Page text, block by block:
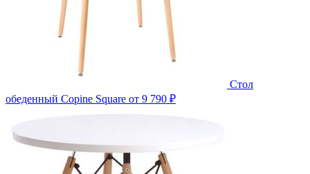
Стол
обеденный Copine Square от 9 790 ₽